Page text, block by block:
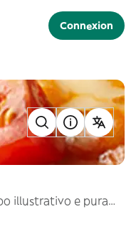
Connexion
Le immagini inserite sono a scopo illustrativo e puramente indicativo